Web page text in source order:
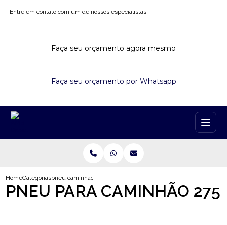
Entre em contato com um de nossos especialistas!
Faça seu orçamento agora mesmo
Faça seu orçamento por Whatsapp
HomeCategoriaspneu caminhao 275
PNEU PARA CAMINHÃO 275